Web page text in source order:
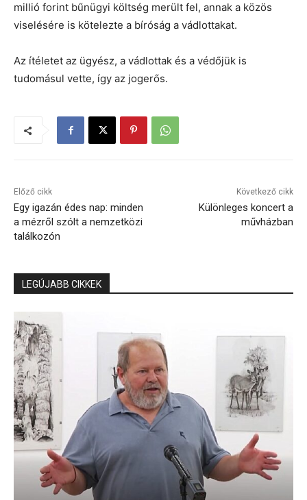
millió forint bűnügyi költség merült fel, annak a közös
viselésére is kötelezte a bíróság a vádlottakat.
Az ítéletet az ügyész, a vádlottak és a védőjük is
tudomásul vette, így az jogerős.
Előző cikk
Egy igazán édes nap: minden
a mézről szólt a nemzetközi
találkozón
Következő cikk
Különleges koncert a
művházban
LEGÚJABB CIKKEK